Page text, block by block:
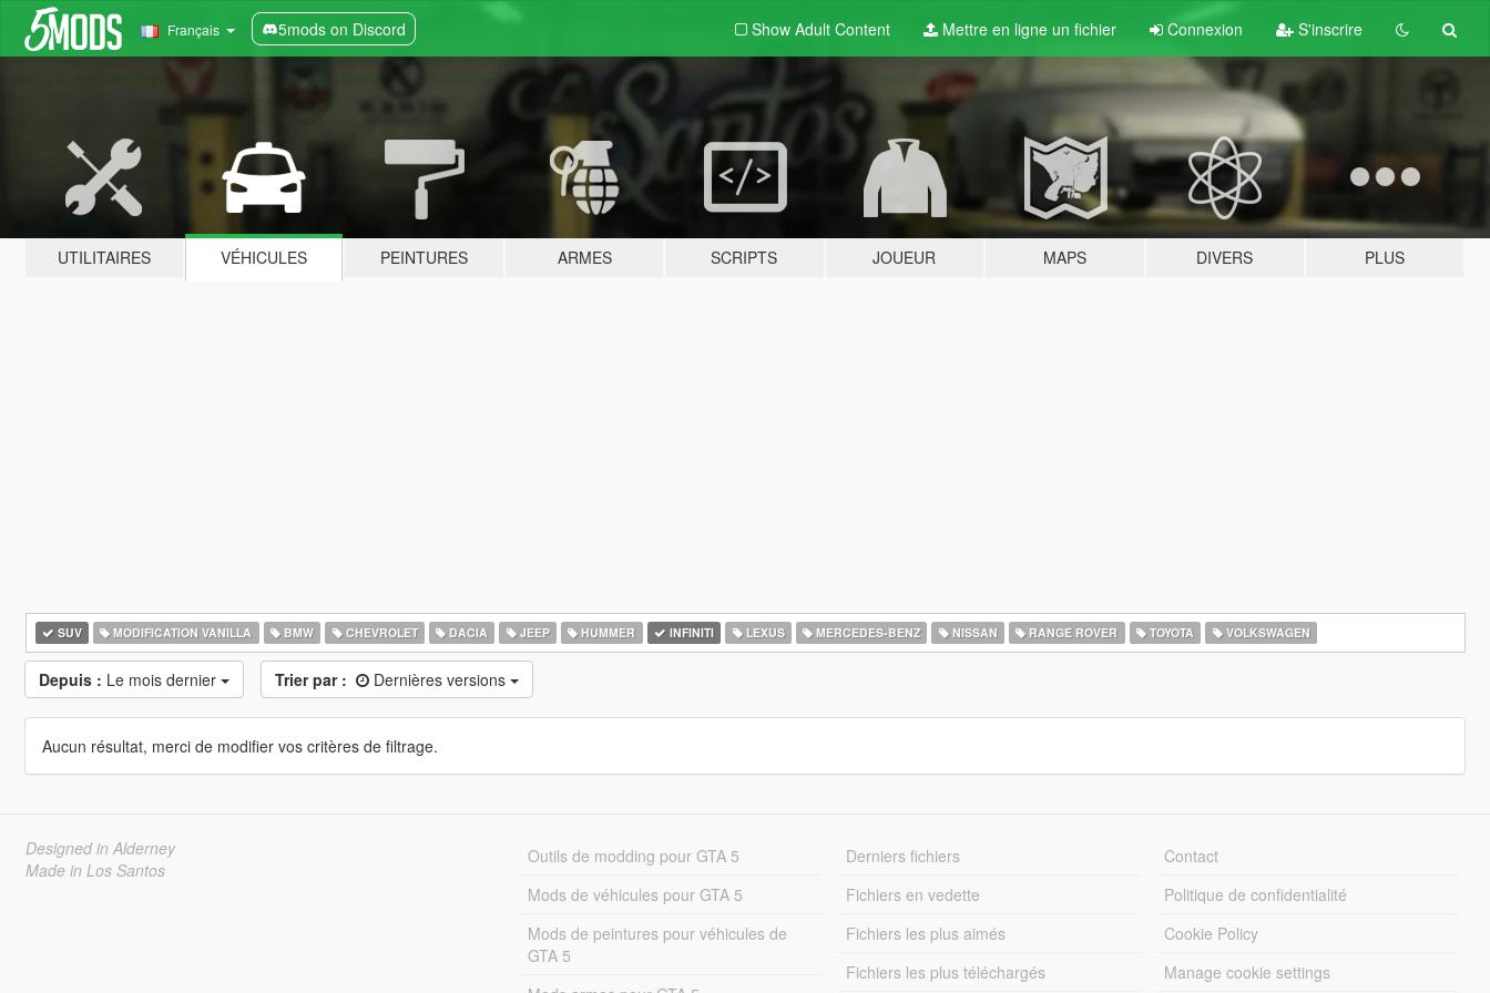
Français 5mods on Discord Show Adult Content Mettre en ligne un fichier Connexion S'inscrire
UTILITAIRES VÉHICULES PEINTURES ARMES SCRIPTS JOUEUR MAPS DIVERS PLUS
SUV MODIFICATION VANILLA BMW CHEVROLET DACIA JEEP HUMMER INFINITI LEXUS MERCEDES-BENZ NISSAN RANGE ROVER TOYOTA VOLKSWAGEN
Depuis : Le mois dernier Trier par : Dernières versions
Aucun résultat, merci de modifier vos critères de filtrage.
Designed in Alderney
Made in Los Santos
Outils de modding pour GTA 5
Mods de véhicules pour GTA 5
Mods de peintures pour véhicules de
GTA 5
Derniers fichiers
Fichiers en vedette
Fichiers les plus aimés
Fichiers les plus téléchargés
Contact
Politique de confidentialité
Cookie Policy
Manage cookie settings